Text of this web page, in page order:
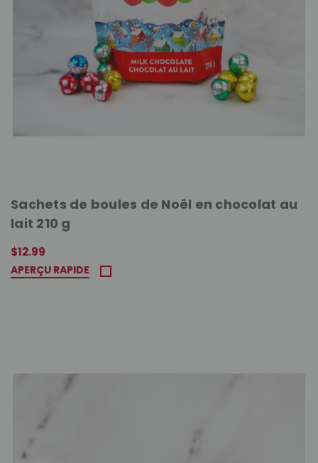
Sachets de boules de Noël en chocolat au
lait 210 g
$12.99
APERÇU RAPIDE